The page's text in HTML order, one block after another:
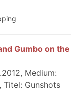
Gumbo on the
Medium:
Titel: Gunshots